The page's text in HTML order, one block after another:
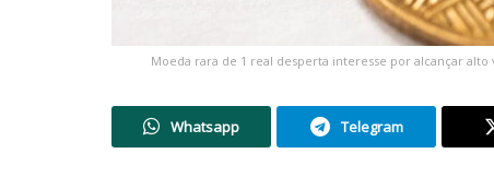
Moeda rara de 1 real desperta interesse por alcançar
Whatsapp Telegram